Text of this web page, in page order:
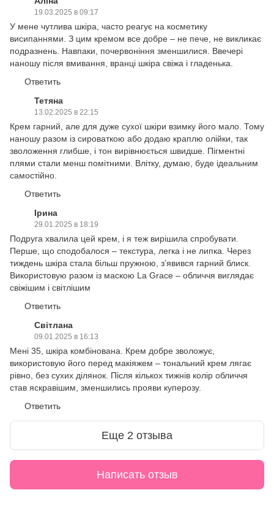
19.03.2025 в 09:17
У мене чутлива шкіра, часто реагує на косметику
висипаннями. З цим кремом все добре – не пече, не викликає
подразнень. Навпаки, почервоніння зменшилися. Ввечері
наношу після вмивання, вранці шкіра свіжа і гладенька.
Ответить
Тетяна
13.02.2025 в 22:15
Крем гарний, але для дуже сухої шкіри взимку його мало. Тому
наношу разом із сироваткою або додаю краплю олійки, так
зволоження глибше, і тон вирівнюється швидше. Пігментні
плями стали менш помітними. Влітку, думаю, буде ідеальним
самостійно.
Ответить
Ірина
29.01.2025 в 18:19
Подруга хвалила цей крем, і я теж вирішила спробувати.
Перше, що сподобалося – текстура, легка і не липка. Через
тиждень шкіра стала більш пружною, з’явився гарний блиск.
Використовую разом із маскою La Grace – обличчя виглядає
свіжішим і світлішим
Ответить
Світлана
09.01.2025 в 16:13
Мені 35, шкіра комбінована. Крем добре зволожує,
використовую його перед макіяжем – тональний крем лягає
рівно, без сухих ділянок. Після кількох тижнів колір обличчя
став яскравішим, зменшились прояви куперозу.
Ответить
Еще 2 отзыва
Написать отзыв